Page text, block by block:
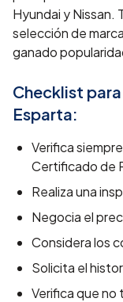
Hyundai y Nissan.
selección de
ganado
Checklist
Esparta:
Verifica
Certificado de
Realiza una
Negocia el
Considera los
Solicita el
Verifica que